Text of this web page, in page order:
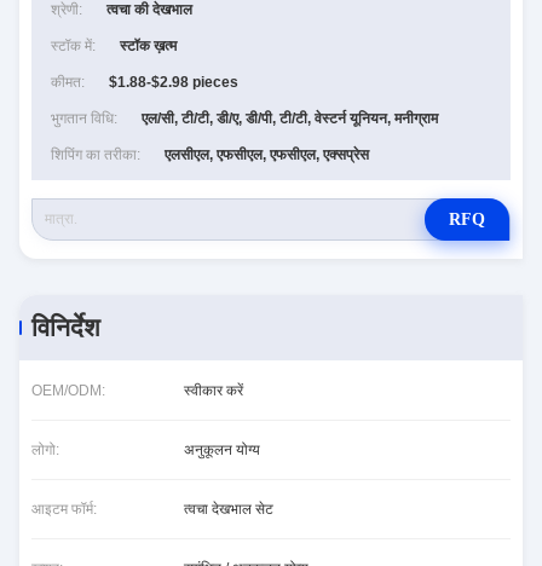
श्रेणी: त्वचा की देखभाल
स्टॉक में: स्टॉक ख़त्म
कीमत: $1.88-$2.98 pieces
भुगतान विधि: एल/सी, टी/टी, डी/ए, डी/पी, टी/टी, वेस्टर्न यूनियन, मनीग्राम
शिपिंग का तरीका: एलसीएल, एफसीएल, एफसीएल, एक्सप्रेस
RFQ
विनिर्देश
OEM/ODM: स्वीकार करें
लोगो: अनुकूलन योग्य
आइटम फॉर्म: त्वचा देखभाल सेट